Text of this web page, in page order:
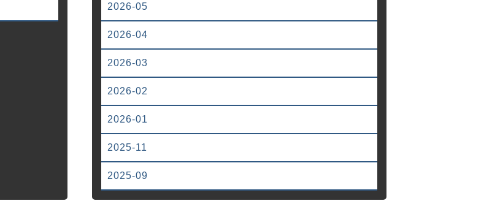
2026-05
2026-04
2026-03
2026-02
2026-01
2025-11
2025-09